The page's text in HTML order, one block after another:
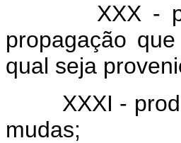
XXX -
propagação
qual seja
XXXI -
mudas;